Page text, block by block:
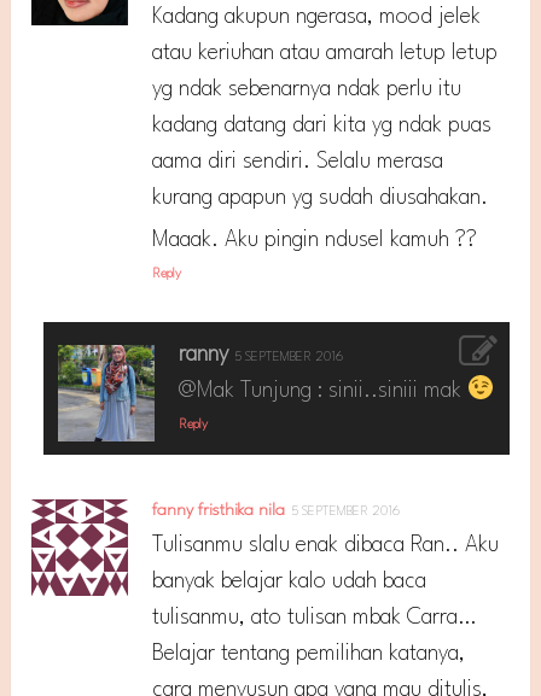
Kadang akupun ngerasa, mood jelek
atau keriuhan atau amarah letup letup
yg ndak sebenarnya ndak perlu itu
kadang datang dari kita yg ndak puas
aama diri sendiri. Selalu merasa
kurang apapun yg sudah diusahakan.
Maaak. Aku pingin ndusel kamuh ??
Reply
ranny 5 SEPTEMBER 2016
@Mak Tunjung : sinii..siniii mak
Reply
fanny fristhika nila 5 SEPTEMBER 2016
Tulisanmu slalu enak dibaca Ran.. Aku
banyak belajar kalo udah baca
tulisanmu, ato tulisan mbak Carra…
Belajar tentang pemilihan katanya,
cara menyusun apa yang mau ditulis,